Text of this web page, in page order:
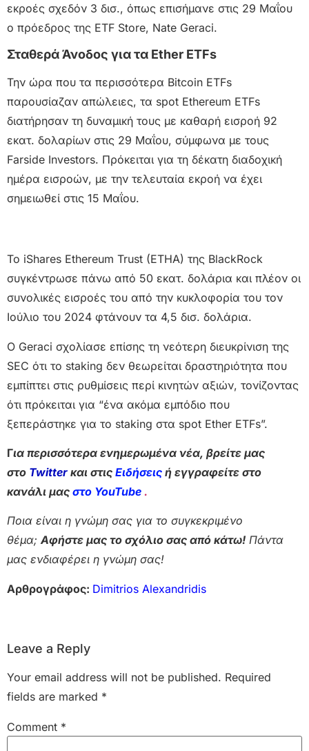
εκροές σχεδόν 3 δισ., όπως επισήμανε στις 29 Μαΐου
ο πρόεδρος της ETF Store, Nate Geraci.
Σταθερά Άνοδος για τα Ether ETFs
Την ώρα που τα περισσότερα Bitcoin ETFs
παρουσίαζαν απώλειες, τα spot Ethereum ETFs
διατήρησαν τη δυναμική τους με καθαρή εισροή 92
εκατ. δολαρίων στις 29 Μαΐου, σύμφωνα με τους
Farside Investors. Πρόκειται για τη δέκατη διαδοχική
ημέρα εισροών, με την τελευταία εκροή να έχει
σημειωθεί στις 15 Μαΐου.
Το iShares Ethereum Trust (ETHA) της BlackRock
συγκέντρωσε πάνω από 50 εκατ. δολάρια και πλέον οι
συνολικές εισροές του από την κυκλοφορία του τον
Ιούλιο του 2024 φτάνουν τα 4,5 δισ. δολάρια.
Ο Geraci σχολίασε επίσης τη νεότερη διευκρίνιση της
SEC ότι το staking δεν θεωρείται δραστηριότητα που
εμπίπτει στις ρυθμίσεις περί κινητών αξιών, τονίζοντας
ότι πρόκειται για “ένα ακόμα εμπόδιο που
ξεπεράστηκε για το staking στα spot Ether ETFs”.
Για περισσότερα ενημερωμένα νέα, βρείτε μας
στο Twitter και στις Ειδήσεις ή εγγραφείτε στο
κανάλι μας στο YouTube .
Ποια είναι η γνώμη σας για το συγκεκριμένο
θέμα;Αφήστε μας το σχόλιο σας από κάτω! Πάντα
μας ενδιαφέρει η γνώμη σας!
Αρθρογράφος: Dimitrios Alexandridis
Leave a Reply
Your email address will not be published. Required
fields are marked *
Comment *